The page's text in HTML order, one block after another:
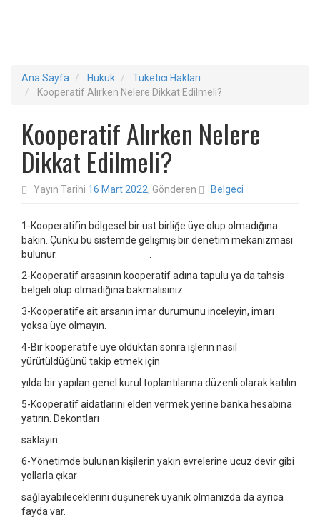
Ana Sayfa Hukuk
Tuketici Haklari
Kooperatif Alırken Nelere Dikkat Edilmeli?
Kooperatif Alırken Nelere
Dikkat Edilmeli?
Yayın Tarihi 16 Mart 2022, Gönderen Belgeci
1-Kooperatifin bölgesel bir üst birliğe üye olup olmadığına
bakın. Çünkü bu sistemde gelişmiş bir denetim mekanizması
bulunur. .
2-Kooperatif arsasının kooperatif adına tapulu ya da tahsis
belgeli olup olmadığına bakmalısınız.
3-Kooperatife ait arsanın imar durumunu inceleyin, imarı
yoksa üye olmayın.
4-Bir kooperatife üye olduktan sonra işlerin nasıl
yürütüldüğünü takip etmek için
yılda bir yapılan genel kurul toplantılarına düzenli olarak katılın.
5-Kooperatif aidatlarını elden vermek yerine banka hesabına
yatırın. Dekontları
saklayın.
6-Yönetimde bulunan kişilerin yakın evrelerine ucuz devir gibi
yollarla çıkar
sağlayabileceklerini düşünerek uyanık olmanızda da ayrıca
fayda var.